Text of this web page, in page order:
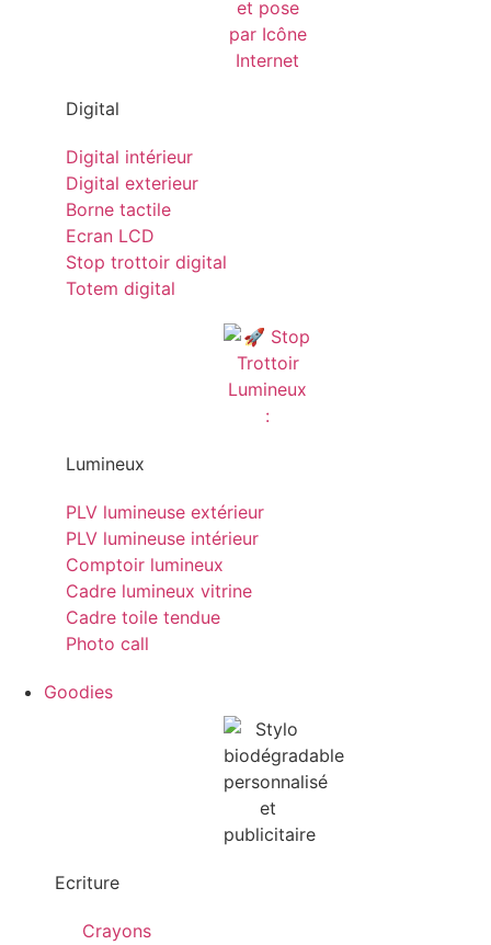
Digital
Digital intérieur
Digital exterieur
Borne tactile
Ecran LCD
Stop trottoir digital
Totem digital
Lumineux
PLV lumineuse extérieur
PLV lumineuse intérieur
Comptoir lumineux
Cadre lumineux vitrine
Cadre toile tendue
Photo call
Goodies
Ecriture
Crayons